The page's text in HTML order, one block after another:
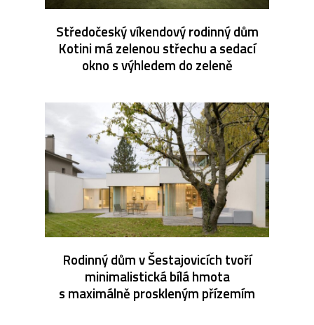
Středočeský víkendový rodinný dům
Kotini má zelenou střechu a sedací
okno s výhledem do zeleně
Rodinný dům v Šestajovicích tvoří
minimalistická bílá hmota
s maximálně proskleným přízemím